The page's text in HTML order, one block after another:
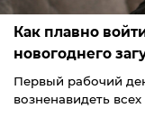
Как плавно
новогоднего
Первый рабочий
возненавидеть всех